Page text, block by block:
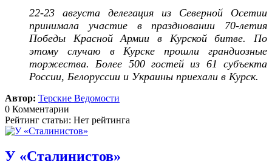
22-23 августа делегация из Северной Осетии
принимала участие в праздновании 70-летия
Победы Красной Армии в Курской битве. По
этому случаю в Курске прошли грандиозные
торжества. Более 500 гостей из 61 субъекта
России, Белоруссии и Украины приехали в Курск.
Автор: Терские Ведомости
0 Комментарии
Рейтинг статьи: Нет рейтинга
У «Сталинистов»